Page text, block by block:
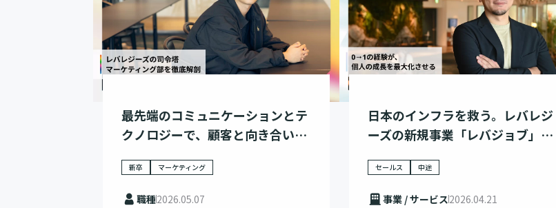
最先端のコミュニケーションとテ
クノロジーで、顧客と向き合い、
新卒 マーケティング
職種2026.05.07
日本のインフラを救う。レバレジ
ーズの新規事業「レバジョブ」と
セールス 中途
事業 / サービス2026.04.21